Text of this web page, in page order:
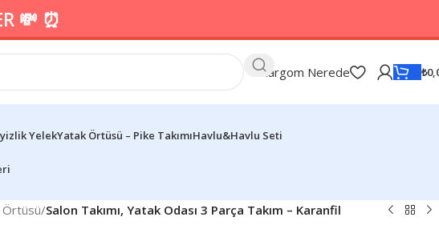
💸 ⏰
Kargom Nerede ₺
YelekYatak Örtüsü – Pike TakımıHavlu&Havlu Seti
Örtüsü/Salon Takımı, Yatak Odası 3 Parça Takım – Karanfil